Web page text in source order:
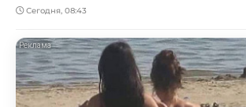
Сегодня, 08:43